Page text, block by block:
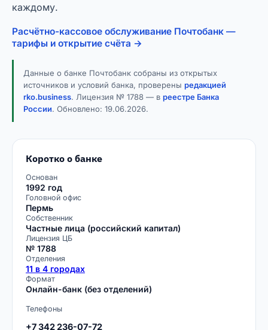
каждому.
Расчётно-кассовое обслуживание Почтобанк —
тарифы и открытие счёта →
Данные о банке Почтобанк собраны из открытых
источников и условий банка, проверены редакцией
rko.business. Лицензия № 1788 — в реестре Банка
России. Обновлено: 19.06.2026.
Коротко о банке
Основан
1992 год
Головной офис
Пермь
Собственник
Частные лица (российский капитал)
Лицензия ЦБ
№ 1788
Отделения
11 в 4 городах
Формат
Онлайн-банк (без отделений)
Телефоны
+7 342 236-07-72